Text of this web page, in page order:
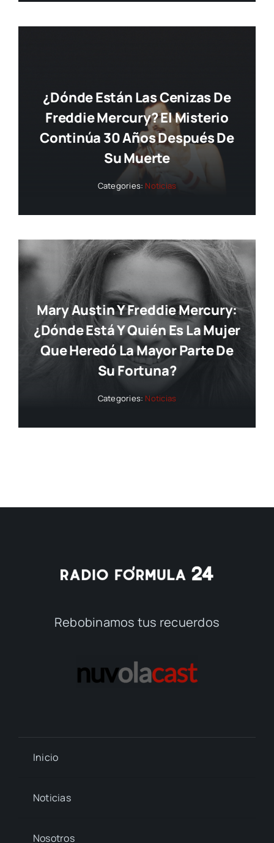
¿Dónde Están Las Cenizas De
Freddie Mercury? El Misterio
Continúa 30 Años Después De
Su Muerte
Categories: Noticias
Mary Austin Y Freddie Mercury:
¿dónde Está Y Quién Es La Mujer
Que Heredó La Mayor Parte De
Su Fortuna?
Categories: Noticias
Rebobinamos tus recuerdos
Inicio
Noticias
Nosotros